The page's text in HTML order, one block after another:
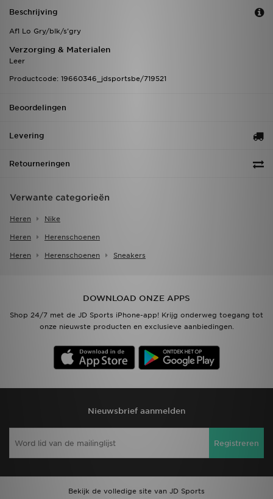
Beschrijving
Af1 Lo Gry/blk/s'gry
Verzorging & Materialen
Leer
Productcode: 19660346_jdsportsbe/719521
Beoordelingen
Levering
Retourneringen
Verwante categorieën
Heren Nike
Heren Herenschoenen
Heren Herenschoenen Sneakers
DOWNLOAD ONZE APPS
Shop 24/7 met de JD Sports iPhone-app! Krijg onderweg toegang tot
onze nieuwste producten en exclusieve aanbiedingen.
Nieuwsbrief aanmelden
Registreren
Bekijk de volledige site van JD Sports